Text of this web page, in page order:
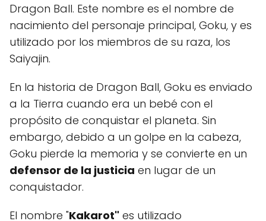
Dragon Ball. Este nombre es el nombre de
nacimiento del personaje principal, Goku, y es
utilizado por los miembros de su raza, los
Saiyajin.
En la historia de Dragon Ball, Goku es enviado
a la Tierra cuando era un bebé con el
propósito de conquistar el planeta. Sin
embargo, debido a un golpe en la cabeza,
Goku pierde la memoria y se convierte en un
defensor de la justicia en lugar de un
conquistador.
El nombre "Kakarot" es utilizado